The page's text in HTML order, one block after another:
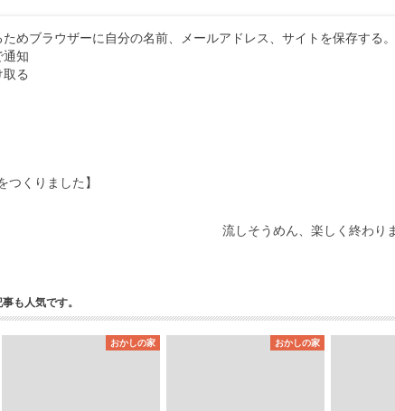
めブラウザーに自分の名前、メールアドレス、サイトを保存する。
通知
る
つくりました】
流しそうめん、楽しく終わり
も人気です。
おかしの家 おかしの家